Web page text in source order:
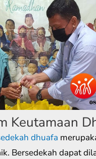
Keutamaan
dhuafa
Bersedekah dapat